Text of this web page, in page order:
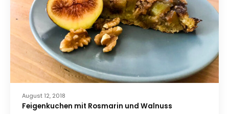
August 12, 2018
Feigenkuchen mit Rosmarin und Walnuss